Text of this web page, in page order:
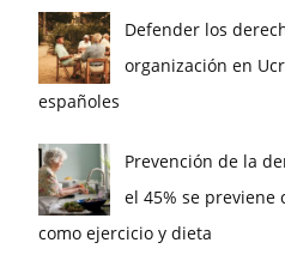
Defender los
organización en
españoles
Prevención de la
el 45% se previene
como ejercicio y dieta